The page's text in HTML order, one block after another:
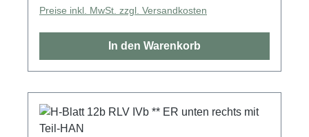
Preise inkl. MwSt. zzgl. Versandkosten
In den Warenkorb